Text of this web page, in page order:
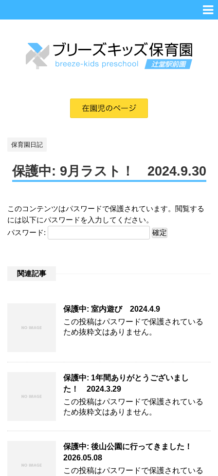
保育園日記
保護中: 9月ラスト！ 2024.9.30
このコンテンツはパスワードで保護されています。閲覧する
には以下にパスワードを入力してください。
パスワード:
関連記事
保護中: 室内遊び 2024.4.9
この投稿はパスワードで保護されている
ため抜粋文はありません。
保護中: 1年間ありがとうございまし
た！ 2024.3.29
この投稿はパスワードで保護されている
ため抜粋文はありません。
保護中: 後山公園に行ってきました！
2026.05.08
この投稿はパスワードで保護されている